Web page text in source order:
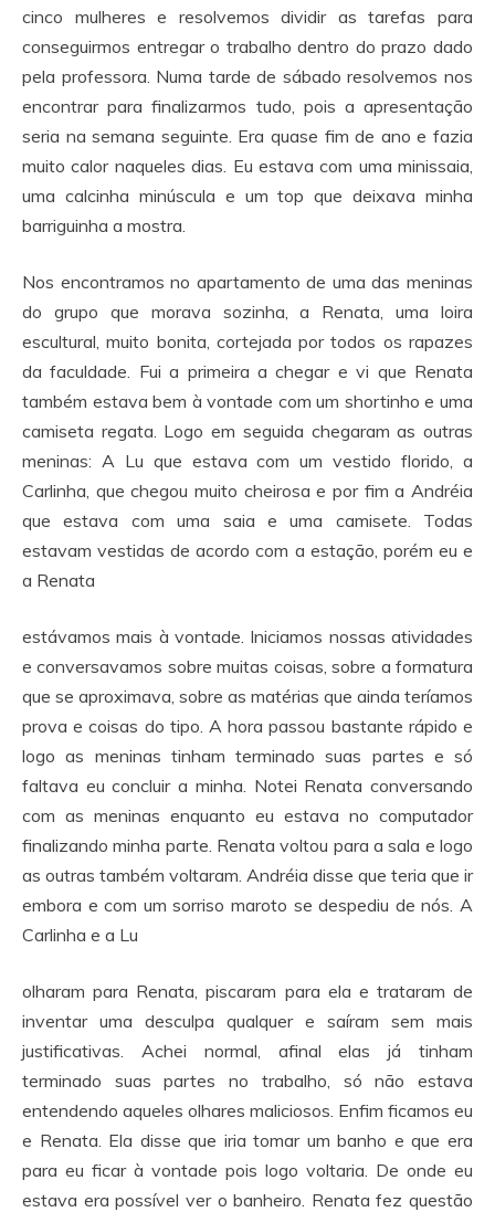
cinco mulheres e resolvemos dividir as tarefas para
conseguirmos entregar o trabalho dentro do prazo dado
pela professora. Numa tarde de sábado resolvemos nos
encontrar para finalizarmos tudo, pois a apresentação
seria na semana seguinte. Era quase fim de ano e fazia
muito calor naqueles dias. Eu estava com uma minissaia,
uma calcinha minúscula e um top que deixava minha
barriguinha a mostra.
Nos encontramos no apartamento de uma das meninas
do grupo que morava sozinha, a Renata, uma loira
escultural, muito bonita, cortejada por todos os rapazes
da faculdade. Fui a primeira a chegar e vi que Renata
também estava bem à vontade com um shortinho e uma
camiseta regata. Logo em seguida chegaram as outras
meninas: A Lu que estava com um vestido florido, a
Carlinha, que chegou muito cheirosa e por fim a Andréia
que estava com uma saia e uma camisete. Todas
estavam vestidas de acordo com a estação, porém eu e
a Renata
estávamos mais à vontade. Iniciamos nossas atividades
e conversavamos sobre muitas coisas, sobre a formatura
que se aproximava, sobre as matérias que ainda teríamos
prova e coisas do tipo. A hora passou bastante rápido e
logo as meninas tinham terminado suas partes e só
faltava eu concluir a minha. Notei Renata conversando
com as meninas enquanto eu estava no computador
finalizando minha parte. Renata voltou para a sala e logo
as outras também voltaram. Andréia disse que teria que ir
embora e com um sorriso maroto se despediu de nós. A
Carlinha e a Lu
olharam para Renata, piscaram para ela e trataram de
inventar uma desculpa qualquer e saíram sem mais
justificativas. Achei normal, afinal elas já tinham
terminado suas partes no trabalho, só não estava
entendendo aqueles olhares maliciosos. Enfim ficamos eu
e Renata. Ela disse que iria tomar um banho e que era
para eu ficar à vontade pois logo voltaria. De onde eu
estava era possível ver o banheiro. Renata fez questão